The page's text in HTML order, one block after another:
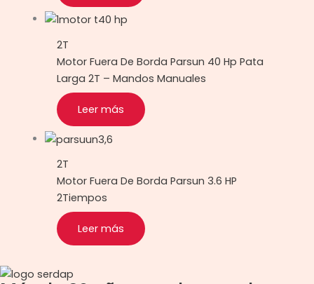
2T
Motor Fuera De Borda Parsun 40 Hp Pata
Larga 2T – Mandos Manuales
Leer más
2T
Motor Fuera De Borda Parsun 3.6 HP
2Tiempos
Leer más